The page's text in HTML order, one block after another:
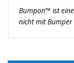
Bumpon™ ist
nicht mit Bumper